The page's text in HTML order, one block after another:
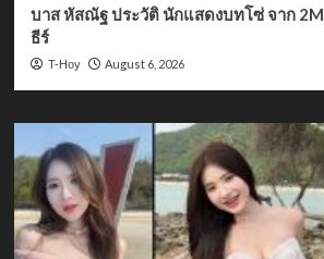
บาส หัสณัฐ ประวัติ นักแสดงบทโซ่ จาก
ธีร์
T-Hoy August 6, 2026